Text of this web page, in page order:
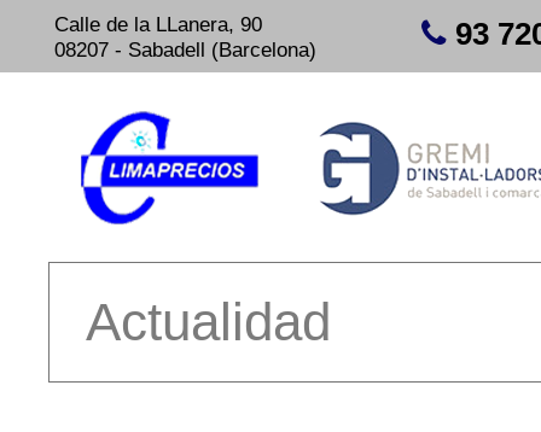
Calle de la LLanera, 90
08207 - Sabadell (Barcelona)
93
Actualidad